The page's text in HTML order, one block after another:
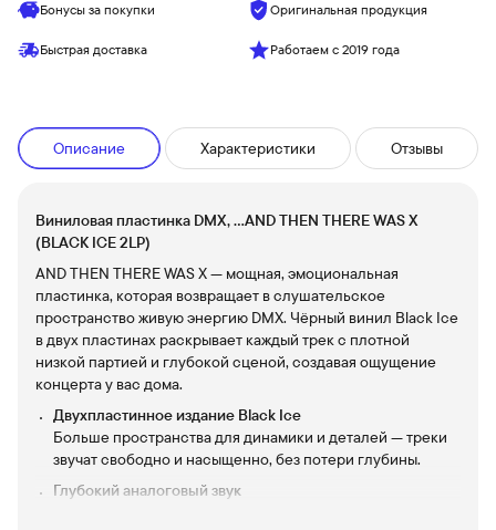
Бонусы за покупки Оригинальная продукция
Быстрая доставка Работаем с 2019 года
Описание Характеристики Отзывы
Виниловая пластинка DMX, ...AND THEN THERE WAS X
(BLACK ICE 2LP)
AND THEN THERE WAS X — мощная, эмоциональная
пластинка, которая возвращает в слушательское
пространство живую энергию DMX. Чёрный винил Black Ice
в двух пластинах раскрывает каждый трек с плотной
низкой партией и глубокой сценой, создавая ощущение
концерта у вас дома.
Двухпластинное издание Black Ice
Больше пространства для динамики и деталей — треки
звучат свободно и насыщенно, без потери глубины.
Глубокий аналоговый звук